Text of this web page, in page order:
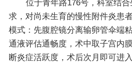
位于青年路176号，科室结
求，对尚未生育的慢性附件炎患
模式：先腹腔镜分离输卵管伞端
通液评估通畅度，术中取子宫内
断炎症活跃度，术后次月即可进